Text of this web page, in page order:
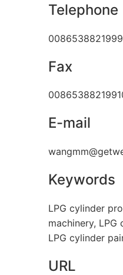
Telephone
Fax
E-mail
Keywords
LPG cylinder
machinery,
LPG cylinder
URL